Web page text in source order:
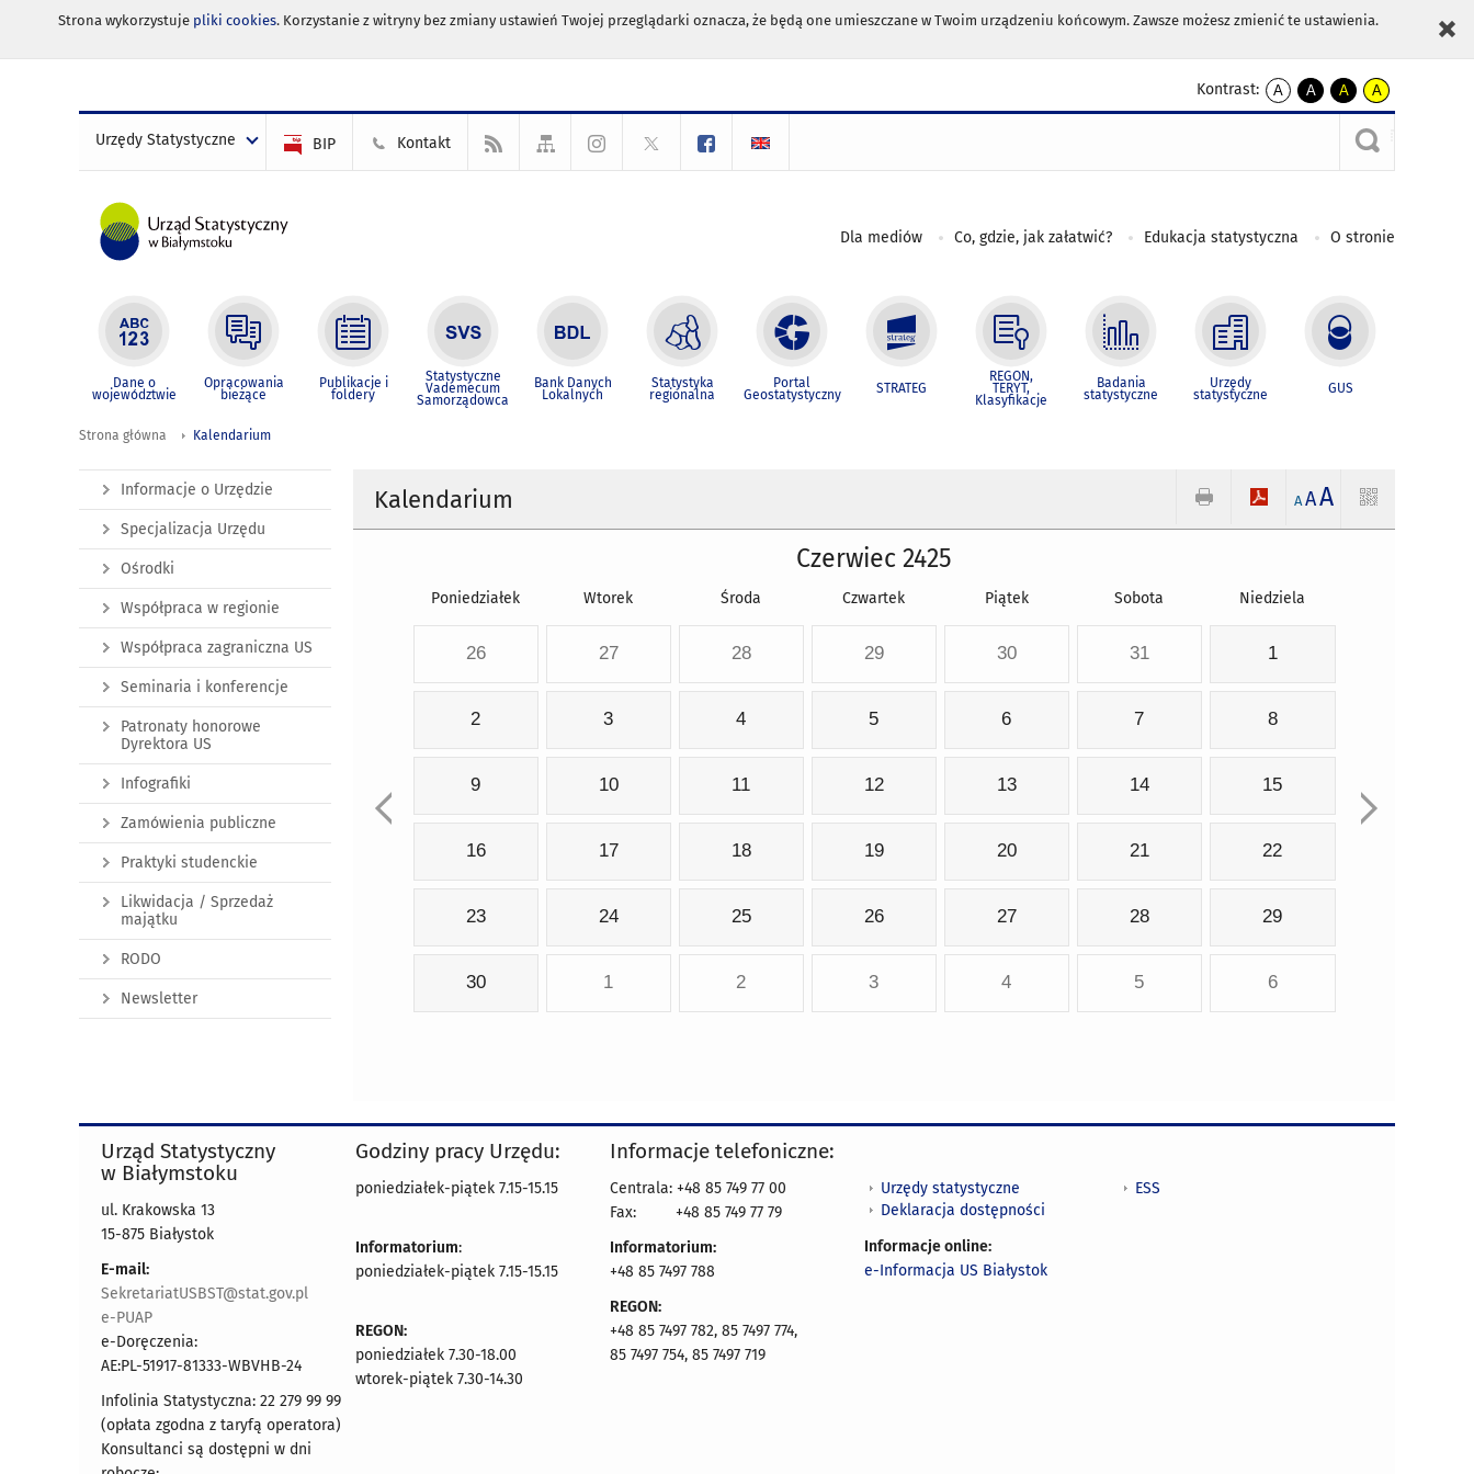
Strona wykorzystuje pliki cookies. Korzystanie z witryny bez zmiany ustawień Twojej przeglądarki oznacza, że będą one umieszczane w Twoim urządzeniu końcowym. Zawsze możesz zmienić te ustawienia.
Kontrast:
A
kontrast
A
kontrast
czarnym
A
kontrast
żółty
tekst
czarnym
A
kontrast
czarny
tekst
żółtym
Urzędy Statystyczne BIP Kontakt
Dla mediów Co, gdzie, jak załatwić? Edukacja statystyczna O stronie
Dane o
województwie
Opracowania
bieżące
Publikacje i
foldery
Statystyczne
Vademecum
Samorządowca
Bank Danych
Lokalnych
Statystyka
regionalna
Portal
Geostatystyczny STRATEG
REGON,
TERYT,
Klasyfikacje
Badania
statystyczne
Urzędy
statystyczne GUS
Strona główna Kalendarium
Kalendarium A AA
Czerwiec 2425
Poniedziałek Wtorek Środa Czwartek Piątek Sobota Niedziela
26 27 28 29 30 31 1
2 3 4 5 6 7 8
9 10 11 12 13 14 15
16 17 18 19 20 21 22
23 24 25 26 27 28 29
30 1 2 3 4 5 6
Informacje o Urzędzie
Specjalizacja Urzędu
Ośrodki
Współpraca w regionie
Współpraca zagraniczna US
Seminaria i konferencje
Patronaty honorowe
Dyrektora US
Infografiki
Zamówienia publiczne
Praktyki studenckie
Likwidacja / Sprzedaż
majątku
RODO
Newsletter
Urząd Statystyczny
w Białymstoku
ul. Krakowska 13
15-875 Białystok
E-mail:
SekretariatUSBST@stat.gov.pl
e-PUAP
e-Doręczenia:
AE:PL-51917-81333-WBVHB-24
Infolinia Statystyczna: 22 279 99 99
(opłata zgodna z taryfą operatora)
Konsultanci są dostępni w dni
Godziny pracy Urzędu:
poniedziałek-piątek 7.15-15.15
Informatorium:
poniedziałek-piątek 7.15-15.15
REGON:
poniedziałek 7.30-18.00
wtorek-piątek 7.30-14.30
Informacje telefoniczne:
Centrala: +48 85 749 77 00
Fax:
+48 85 749 77 79
Informatorium:
+48 85 7497 788
REGON:
+48 85 7497 782, 85 7497 774,
85 7497 754, 85 7497 719
Urzędy statystyczne
Deklaracja dostępności
Informacje online:
e-Informacja US Białystok
ESS